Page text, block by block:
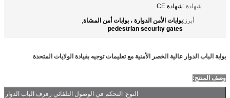
شهادة::شهادة CE
أبرز:بوابات الأمن الدوارة ، بوابات أمن المشاة,
pedestrian security gates
بوابة الباب الدوار عالية الخصر الأمنية مع تعليمات توجيه بقيادة الولايات المتحدة
وصف المنتج:
النوع: التحكم في الوصول التلقائي رفرف الباب الدوار